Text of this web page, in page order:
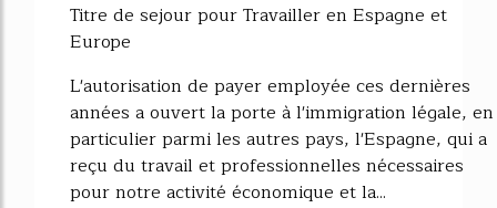
Titre de sejour pour Travailler en Espagne et
Europe
L'autorisation de payer employée ces dernières
années a ouvert la porte à l'immigration légale, en
particulier parmi les autres pays, l'Espagne, qui a
reçu du travail et professionnelles nécessaires
pour notre activité économique et la...